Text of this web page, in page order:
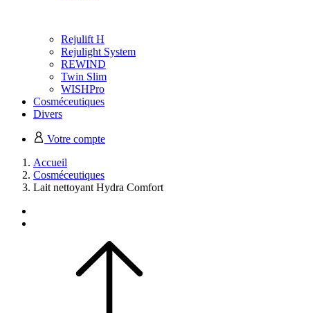
Rejulift H
Rejulight System
REWIND
Twin Slim
WISHPro
Cosméceutiques
Divers
Votre compte
Accueil
Cosméceutiques
Lait nettoyant Hydra Comfort